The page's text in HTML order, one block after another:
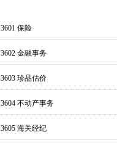
3601 保险
3602 金融事务
3603 珍品估价
3604 不动产事务
3605 海关经纪